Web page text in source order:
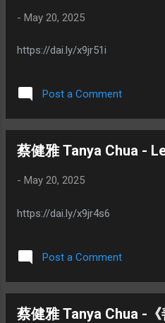
陪伴許多聽眾走過情感療傷期
《Beautiful Love》、《達爾文
的詞曲創作者，曾為多位天王
- May 20, 2025
https://dai.ly/x9jr51i
Post a Comment
蔡健雅 Tanya Chua -
- May 20, 2025
https://dai.ly/x9jr4s6
Post a Comment
蔡健雅 Tanya Chua -